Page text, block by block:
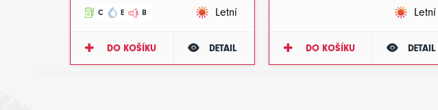
C E B Letní
DO KOŠÍKU DETAIL
Letní
DO KOŠÍKU DETAIL